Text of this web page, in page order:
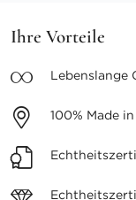
Ihre Vorteile
Lebenslange
100% Made